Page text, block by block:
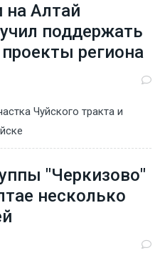
на Алтай
поддержать
региона
Чуйского тракта и
"Черкизово"
несколько